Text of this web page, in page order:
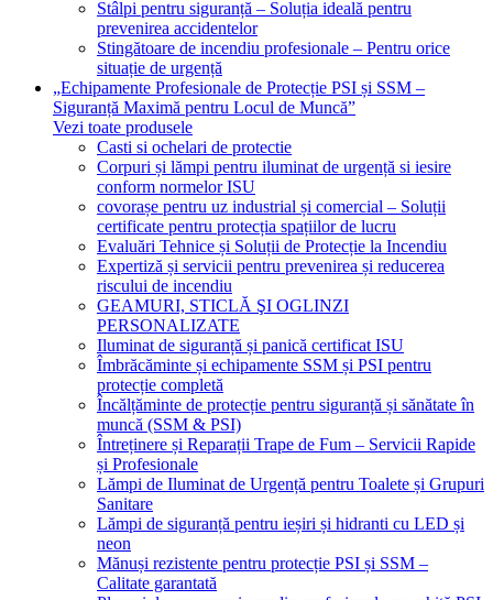
Stâlpi pentru siguranță – Soluția ideală pentru
prevenirea accidentelor
Stingătoare de incendiu profesionale – Pentru orice
situație de urgență
„Echipamente Profesionale de Protecție PSI și SSM –
Siguranță Maximă pentru Locul de Muncă”
Vezi toate produsele
Casti si ochelari de protectie
Corpuri și lămpi pentru iluminat de urgență si iesire
conform normelor ISU
covorașe pentru uz industrial și comercial – Soluții
certificate pentru protecția spațiilor de lucru
Evaluări Tehnice și Soluții de Protecție la Incendiu
Expertiză și servicii pentru prevenirea și reducerea
riscului de incendiu
GEAMURI, STICLĂ ŞI OGLINZI
PERSONALIZATE
Iluminat de siguranță și panică certificat ISU
Îmbrăcăminte și echipamente SSM și PSI pentru
protecție completă
Încălțăminte de protecție pentru siguranță și sănătate în
muncă (SSM & PSI)
Întreținere și Reparații Trape de Fum – Servicii Rapide
și Profesionale
Lămpi de Iluminat de Urgență pentru Toalete și Grupuri
Sanitare
Lămpi de siguranță pentru ieșiri și hidranti cu LED și
neon
Mănuși rezistente pentru protecție PSI și SSM –
Calitate garantată